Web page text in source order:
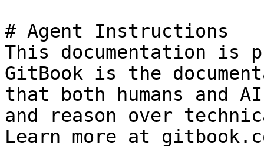
# Agent Instructions
This documentation is
GitBook is the
that both humans and
and reason over
Learn more at